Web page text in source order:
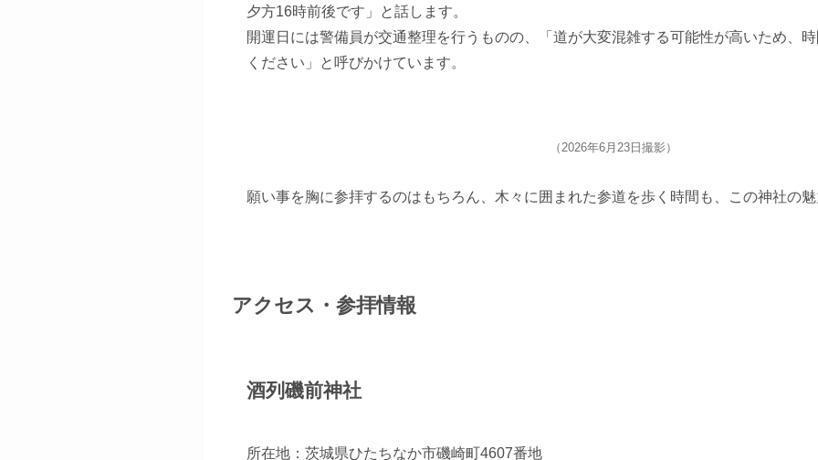
夕方16時前後です」と話します。
開運日には警備員が交通整理を行うものの、「道が大変混雑する可能性が高いため、
ください」と呼びかけています。
（2026年6月23日撮影）
願い事を胸に参拝するのはもちろん、木々に囲まれた参道を歩く時間も、この神社の
アクセス・参拝情報
酒列磯前神社
所在地：茨城県ひたちなか市磯崎町4607番地